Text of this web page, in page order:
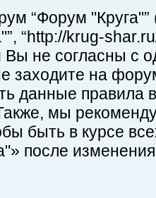
“Форум
“http://krug-
Вы не согласны с
заходите на
данные правила
мы
быть в курсе
после